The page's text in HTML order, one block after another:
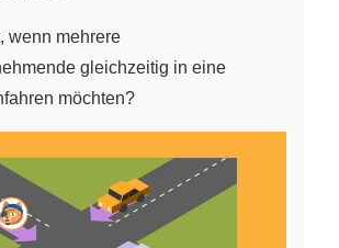
wenn mehrere
gleichzeitig in eine
möchten?